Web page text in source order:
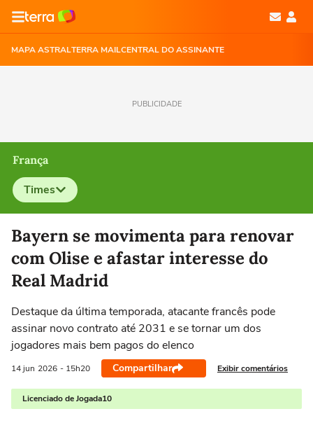
MAPA ASTRALTERRA MAILCENTRAL DO ASSINANTE
PUBLICIDADE
França
Times
Selecione o time para ver as notícias
Bayern se movimenta para renovar
com Olise e afastar interesse do
Real Madrid
Destaque da última temporada, atacante francês pode
assinar novo contrato até 2031 e se tornar um dos
jogadores mais bem pagos do elenco
14 jun 2026 - 15h20 Compartilhar Exibir comentários
Licenciado de Jogada10